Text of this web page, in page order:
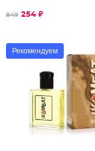
849 254 ₽
Рекомендуем